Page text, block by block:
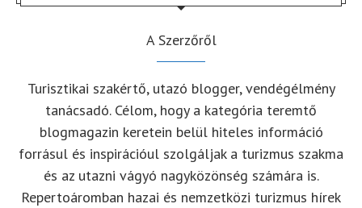
A Szerzőről
Turisztikai szakértő, utazó blogger, vendégélmény
tanácsadó. Célom, hogy a kategória teremtő
blogmagazin keretein belül hiteles információ
forrásul és inspirációul szolgáljak a turizmus szakma
és az utazni vágyó nagyközönség számára is.
Repertoáromban hazai és nemzetközi turizmus hírek